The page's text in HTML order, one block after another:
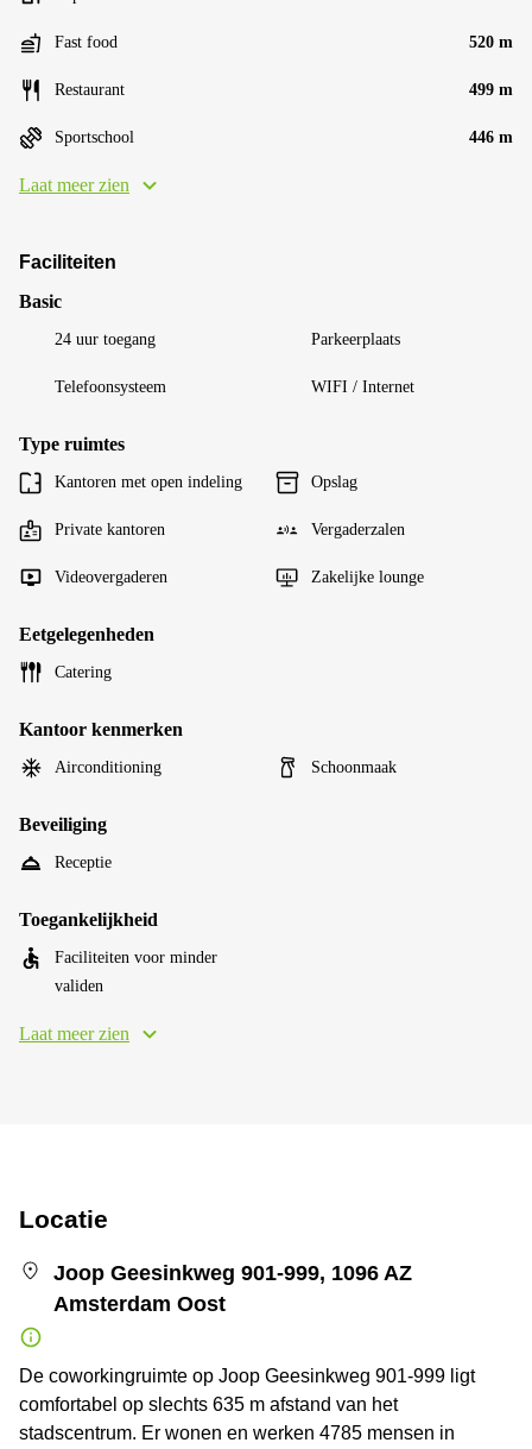
Fast food 520 m
Restaurant 499 m
Sportschool 446 m
Laat meer zien
Faciliteiten
Basic
24 uur toegang Parkeerplaats
Telefoonsysteem WIFI / Internet
Type ruimtes
Kantoren met open indeling Opslag
Private kantoren Vergaderzalen
Videovergaderen Zakelijke lounge
Eetgelegenheden
Catering
Kantoor kenmerken
Airconditioning Schoonmaak
Beveiliging
Receptie
Toegankelijkheid
Faciliteiten voor minder
validen
Laat meer zien
Locatie
Joop Geesinkweg 901-999, 1096 AZ
Amsterdam Oost
De coworkingruimte op Joop Geesinkweg 901-999 ligt
comfortabel op slechts 635 m afstand van het
stadscentrum. Er wonen en werken 4785 mensen in